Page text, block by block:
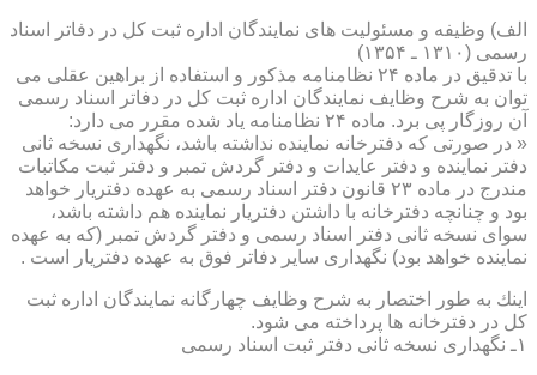
الف) وظیفه و مسئولیت های نمایندگان اداره ثبت كل در دفاتر اسناد
رسمی (۱۳۱۰ ـ ۱۳۵۴)
با تدقیق در ماده ۲۴ نظامنامه مذكور و استفاده از براهین عقلی می
توان به شرح وظایف نمایندگان اداره ثبت كل در دفاتر اسناد رسمی
آن روزگار پی برد. ماده ۲۴ نظامنامه یاد شده مقرر می دارد:
« در صورتی كه دفترخانه نماینده نداشته باشد، نگهداری نسخه ثانی
دفتر نماینده و دفتر عایدات و دفتر گردش تمبر و دفتر ثبت مكاتبات
مندرج در ماده ۲۳ قانون دفتر اسناد رسمی به عهده دفتریار خواهد
بود و چنانچه دفترخانه با داشتن دفتریار نماینده هم داشته باشد،
سوای نسخه ثانی دفتر اسناد رسمی و دفتر گردش تمبر (كه به عهده
نماینده خواهد بود) نگهداری سایر دفاتر فوق به عهده دفتریار است .
اینك به طور اختصار به شرح وظایف چهارگانه نمایندگان اداره ثبت
كل در دفترخانه ها پرداخته می شود.
۱ـ نگهداری نسخه ثانی دفتر ثبت اسناد رسمی